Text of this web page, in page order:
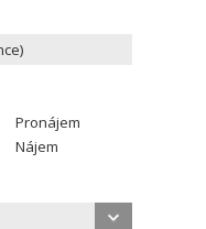
Pronájem
Nájem